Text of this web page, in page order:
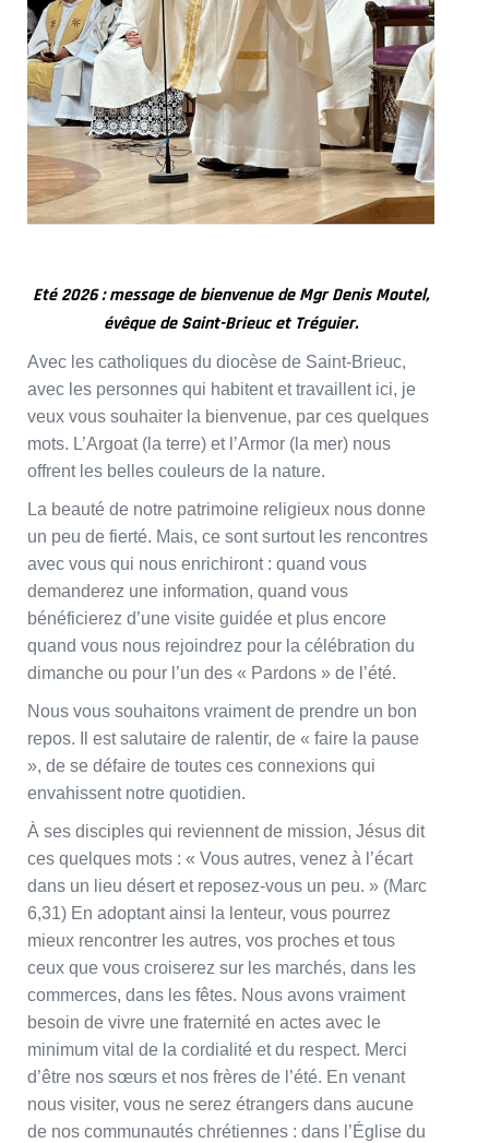
Eté 2026 : message de bienvenue de Mgr Denis Moutel,
évêque de Saint-Brieuc et Tréguier.
Avec les catholiques du diocèse de Saint-Brieuc,
avec les personnes qui habitent et travaillent ici, je
veux vous souhaiter la bienvenue, par ces quelques
mots. L’Argoat (la terre) et l’Armor (la mer) nous
offrent les belles couleurs de la nature.
La beauté de notre patrimoine religieux nous donne
un peu de fierté. Mais, ce sont surtout les rencontres
avec vous qui nous enrichiront : quand vous
demanderez une information, quand vous
bénéficierez d’une visite guidée et plus encore
quand vous nous rejoindrez pour la célébration du
dimanche ou pour l’un des « Pardons » de l’été.
Nous vous souhaitons vraiment de prendre un bon
repos. Il est salutaire de ralentir, de « faire la pause
», de se défaire de toutes ces connexions qui
envahissent notre quotidien.
À ses disciples qui reviennent de mission, Jésus dit
ces quelques mots : « Vous autres, venez à l’écart
dans un lieu désert et reposez-vous un peu. » (Marc
6,31) En adoptant ainsi la lenteur, vous pourrez
mieux rencontrer les autres, vos proches et tous
ceux que vous croiserez sur les marchés, dans les
commerces, dans les fêtes. Nous avons vraiment
besoin de vivre une fraternité en actes avec le
minimum vital de la cordialité et du respect. Merci
d’être nos sœurs et nos frères de l’été. En venant
nous visiter, vous ne serez étrangers dans aucune
de nos communautés chrétiennes : dans l’Église du